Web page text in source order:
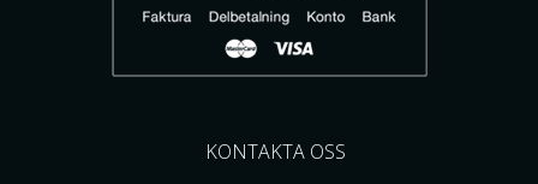
KONTAKTA OSS